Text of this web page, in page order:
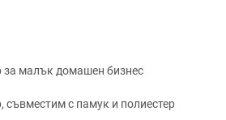
за малък домашен бизнес
съвместим с памук и полиестер